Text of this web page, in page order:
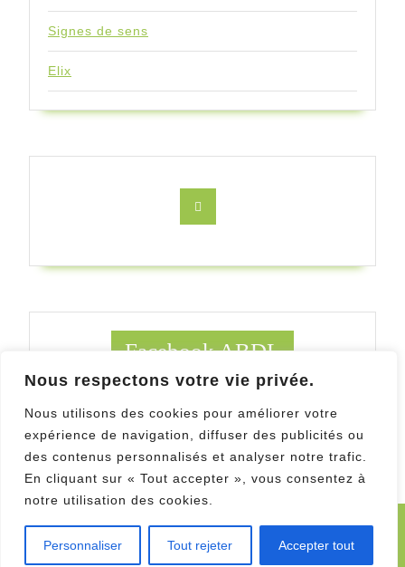
Nous respectons votre vie privée.
Nous utilisons des cookies pour améliorer votre
expérience de navigation, diffuser des publicités ou
des contenus personnalisés et analyser notre trafic.
En cliquant sur « Tout accepter », vous consentez à
notre utilisation des cookies.
Personnaliser Tout rejeter Accepter tout
Signes de sens
Elix
Facebook ABDL
Ludes